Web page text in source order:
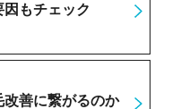
もチェック
善に繋がるのか